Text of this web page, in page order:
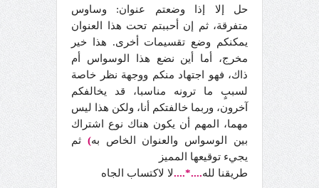
حل إلا إذا وضعتم عنوان: وساوس
متفرقة، ثم إن أحببتم تحت هذا العنوان
يمكنكم وضع تقسيمات أخرى. هذا خير
مخرج، أما أين نضع هذا الوسواس أم
ذاك، فهو اجتهاد منكم ووجهة نظر خاصة
لسببٍ ما ترونه مناسبا، قد يخالفكم
آخرون، وربما خالفتكم أنا، ولكن هذا ليس
مهما، المهم أن يكون هناك نوع اشتراك
بين الوسواس والعنوان الخاص به) ثم
يجيء توقيعها المميز
طريقنا لله....*....لا لاكتساب الجاه